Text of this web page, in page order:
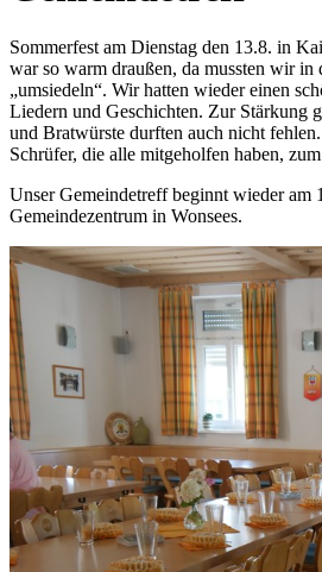
Sommerfest am Dienstag den 13.8. in
war so warm draußen, da mussten wir in
„umsiedeln“. Wir hatten wieder einen
Liedern und Geschichten. Zur Stärkung
und Bratwürste durften auch nicht
Schrüfer, die alle mitgeholfen haben,
Unser Gemeindetreff beginnt wieder am
Gemeindezentrum in Wonsees.